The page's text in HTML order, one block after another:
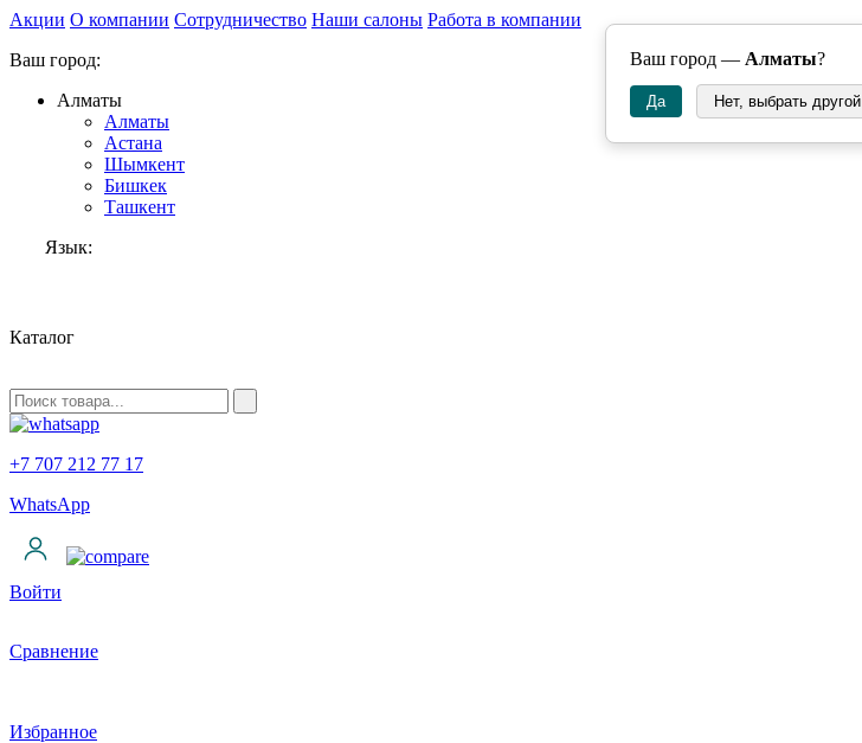
Ваш город — Алматы?
Да Нет, выбрать другой
Акции О компании Сотрудничество Наши салоны Работа в компании
Ваш город:
Алматы
Алматы
Астана
Шымкент
Бишкек
Ташкент
Язык:
Каталог
+7 707 212 77 17
WhatsApp
Войти
Сравнение
Избранное